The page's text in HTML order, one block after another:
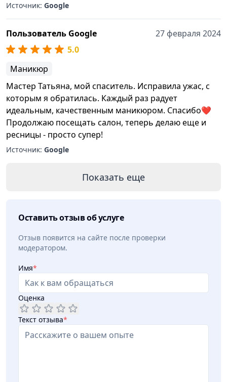
Источник: Google
Пользователь Google
27 февраля 2024
5.0
Маникюр
Мастер Татьяна, мой спаситель. Исправила ужас, с
которым я обратилась. Каждый раз радует
идеальным, качественным маникюром. Спасибо❤️
Продолжаю посещать салон, теперь делаю еще и
ресницы - просто супер!
Источник: Google
Показать еще
Оставить отзыв об услуге
Отзыв появится на сайте после проверки
модератором.
Имя*
Оценка
Текст отзыва*